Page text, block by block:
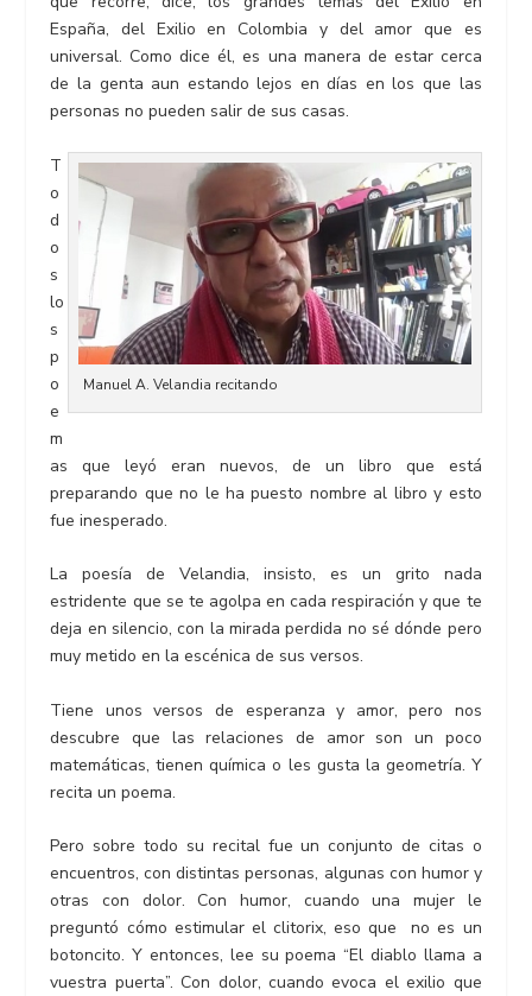
España, del Exilio en Colombia y del amor que es
universal. Como dice él, es una manera de estar cerca
de la genta aun estando lejos en días en los que las
personas no pueden salir de sus casas.
Manuel A. Velandia recitando
T
o
d
o
s
lo
s
p
o
e
m
as que leyó eran nuevos, de un libro que está
preparando que no le ha puesto nombre al libro y esto
fue inesperado.
La poesía de Velandia, insisto, es un grito nada
estridente que se te agolpa en cada respiración y que te
deja en silencio, con la mirada perdida no sé dónde pero
muy metido en la escénica de sus versos.
Tiene unos versos de esperanza y amor, pero nos
descubre que las relaciones de amor son un poco
matemáticas, tienen química o les gusta la geometría. Y
recita un poema.
Pero sobre todo su recital fue un conjunto de citas o
encuentros, con distintas personas, algunas con humor y
otras con dolor. Con humor, cuando una mujer le
preguntó cómo estimular el clitorix, eso que no es un
botoncito. Y entonces, lee su poema “El diablo llama a
vuestra puerta”. Con dolor, cuando evoca el exilio que